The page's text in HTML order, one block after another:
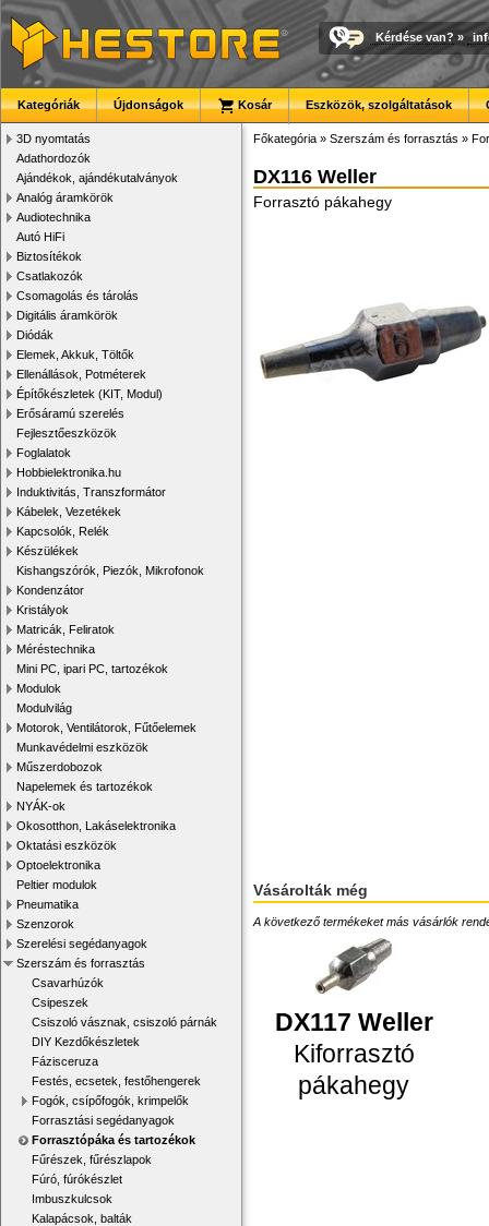
Kérdése van? »
Kategóriák Újdonságok Kosár Eszközök, szolgáltatások
3D nyomtatás
Adathordozók
Ajándékok, ajándékutalványok
Analóg áramkörök
Audiotechnika
Autó HiFi
Biztosítékok
Csatlakozók
Csomagolás és tárolás
Digitális áramkörök
Diódák
Elemek, Akkuk, Töltők
Ellenállások, Potméterek
Építőkészletek (KIT, Modul)
Erősáramú szerelés
Fejlesztőeszközök
Foglalatok
Hobbielektronika.hu
Induktivitás, Transzformátor
Kábelek, Vezetékek
Kapcsolók, Relék
Készülékek
Kishangszórók, Piezók, Mikrofonok
Kondenzátor
Kristályok
Matricák, Feliratok
Méréstechnika
Mini PC, ipari PC, tartozékok
Modulok
Modulvilág
Motorok, Ventilátorok, Fűtőelemek
Munkavédelmi eszközök
Műszerdobozok
Napelemek és tartozékok
NYÁK-ok
Okosotthon, Lakáselektronika
Oktatási eszközök
Optoelektronika
Peltier modulok
Pneumatika
Szenzorok
Szerelési segédanyagok
Szerszám és forrasztás
Csavarhúzók
Csipeszek
Csiszoló vásznak, csiszoló párnák
DIY Kezdőkészletek
Fázisceruza
Festés, ecsetek, festőhengerek
Fogók, csípőfogók, krimpelők
Forrasztási segédanyagok
Forrasztópáka és tartozékok
Fűrészek, fűrészlapok
Fúró, fúrókészlet
Imbuszkulcsok
Kalapácsok, balták
Főkategória » Szerszám és forrasztás »
DX116 Weller
Forrasztó pákahegy
Vásárolták még
A következő termékeket más vásárlók
DX117 Weller
Kiforrasztó
pákahegy